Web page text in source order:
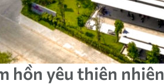
hồn yêu thiên nhiên